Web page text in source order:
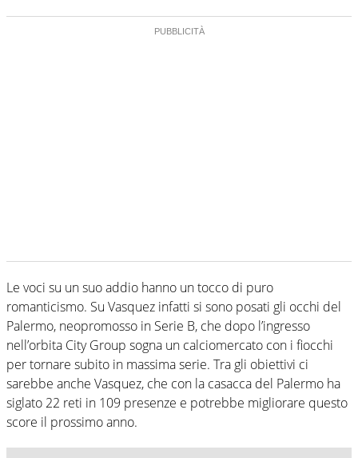
Le voci su un suo addio hanno un tocco di puro
romanticismo. Su Vasquez infatti si sono posati gli occhi del
Palermo, neopromosso in Serie B, che dopo l’ingresso
nell’orbita City Group sogna un calciomercato con i fiocchi
per tornare subito in massima serie. Tra gli obiettivi ci
sarebbe anche Vasquez, che con la casacca del Palermo ha
siglato 22 reti in 109 presenze e potrebbe migliorare questo
score il prossimo anno.